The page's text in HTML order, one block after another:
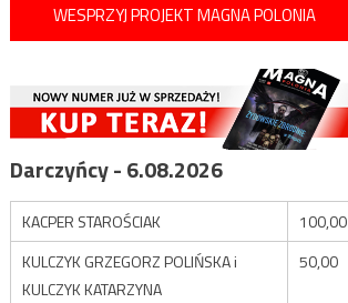
WESPRZYJ PROJEKT MAGNA POLONIA
Darczyńcy - 6.08.2026
KACPER STAROŚCIAK
100,00
KULCZYK GRZEGORZ POLIŃSKA i
KULCZYK KATARZYNA
50,00